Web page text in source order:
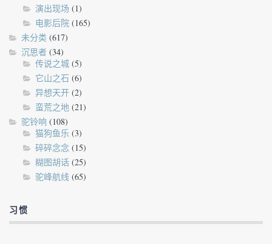
演出现场 (1)
电影后院 (165)
未分类 (617)
沉思者 (34)
传说之城 (5)
它山之石 (6)
异想天开 (2)
蛮荒之地 (21)
驼铃响 (108)
猫狗鱼乐 (3)
碎碎念念 (15)
糊图胡话 (25)
驼峰航线 (65)
习惯